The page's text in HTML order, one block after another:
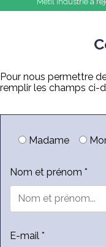
Pour nous permettre
remplir les champs ci-
Madame
Nom et prénom *
E-mail *